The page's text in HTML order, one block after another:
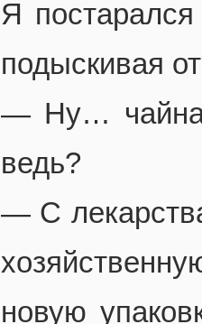
Я
подыскивая
— Ну…
ведь?
— С
новую